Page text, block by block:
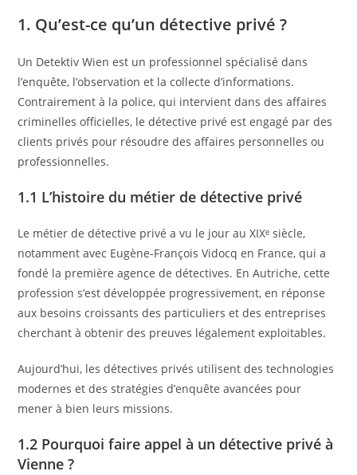
1. Qu’est-ce qu’un détective privé ?
Un Detektiv Wien est un professionnel spécialisé dans
l’enquête, l’observation et la collecte d’informations.
Contrairement à la police, qui intervient dans des affaires
criminelles officielles, le détective privé est engagé par des
clients privés pour résoudre des affaires personnelles ou
professionnelles.
1.1 L’histoire du métier de détective privé
Le métier de détective privé a vu le jour au XIXᵉ siècle,
notamment avec Eugène-François Vidocq en France, qui a
fondé la première agence de détectives. En Autriche, cette
profession s’est développée progressivement, en réponse
aux besoins croissants des particuliers et des entreprises
cherchant à obtenir des preuves légalement exploitables.
Aujourd’hui, les détectives privés utilisent des technologies
modernes et des stratégies d’enquête avancées pour
mener à bien leurs missions.
1.2 Pourquoi faire appel à un détective privé à
Vienne ?